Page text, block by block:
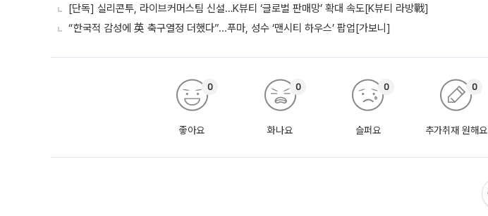
[단독] 실리콘투, 라이브커머스팀 신설…K뷰티 ‘글로벌 판매망’ 확대 속도[K뷰티 라방戰]
“한국적 감성에 英 축구열정 더했다”...푸마, 성수 ‘맨시티 하우스’ 팝업[가보니]
좋아요
0
화나요
0
슬퍼요
0
추가취재 원해요
0